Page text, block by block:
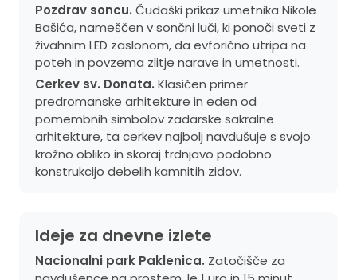
Pozdrav soncu. Čudaški prikaz umetnika Nikole
Bašića, nameščen v sončni luči, ki ponoči sveti z
živahnim LED zaslonom, da evforično utripa na
poteh in povzema zlitje narave in umetnosti.
Cerkev sv. Donata. Klasičen primer
predromanske arhitekture in eden od
pomembnih simbolov zadarske sakralne
arhitekture, ta cerkev najbolj navdušuje s svojo
krožno obliko in skoraj trdnjavo podobno
konstrukcijo debelih kamnitih zidov.
Ideje za dnevne izlete
Nacionalni park Paklenica. Zatočišče za